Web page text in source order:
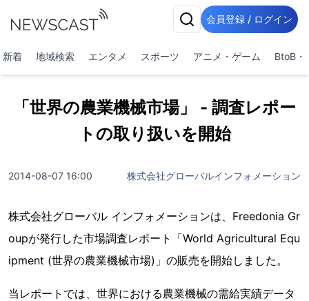
会員登録 / ログイン
新着 地域検索 エンタメ スポーツ アニメ・ゲーム BtoB・
「世界の農業機械市場」 - 調査レポー
トの取り扱いを開始
2014-08-07 16:00 株式会社グローバルインフォメーション
株式会社グローバル インフォメーションは、Freedonia Gr
oupが発行した市場調査レポート「World Agricultural Equ
ipment (世界の農業機械市場)」の販売を開始しました。
当レポートでは、世界における農業機械の需給実績データ